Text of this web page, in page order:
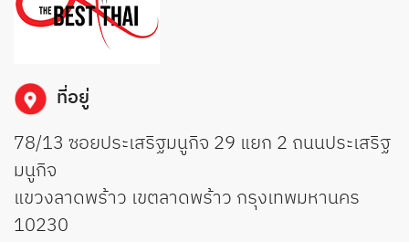
ที่อยู่
78/13 ซอยประเสริฐมนูกิจ 29 แยก 2 ถนนประเสริฐ
มนูกิจ
แขวงลาดพร้าว เขตลาดพร้าว กรุงเทพมหานคร
10230